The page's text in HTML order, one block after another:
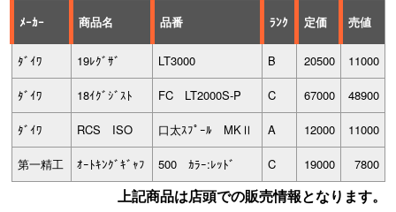
ﾒｰｶｰ 商品名 品番 ﾗﾝｸ 定価 売値
ﾀﾞｲﾜ 19ﾚｸﾞｻﾞ LT3000 B 20500 11000
ﾀﾞｲﾜ 18ｲｸﾞｼﾞｽﾄ FC LT2000S-P C 67000 48900
ﾀﾞｲﾜ RCS ISO 口太ｽﾌﾟｰﾙ MKⅡ A 12000 11000
第一精工 ｵｰﾄｷﾝｸﾞｷﾞｬﾌ 500 ｶﾗｰ:ﾚｯﾄﾞ C 19000 7800
上記商品は店頭での販売情報となります。